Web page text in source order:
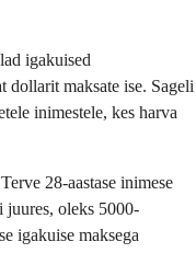
igakuised
dollarit maksate ise. Sageli
inimestele, kes harva
28-aastase inimese
juures, oleks 5000-
igakuise maksega